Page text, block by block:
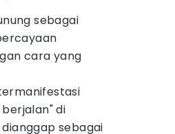
sebagai
cara yang
di
sebagai